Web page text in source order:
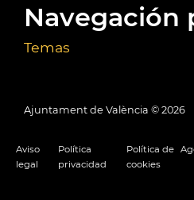
Navegación
Temas
Ajuntament de València © 2026
Aviso
legal
Política
privacidad
Política de
cookies